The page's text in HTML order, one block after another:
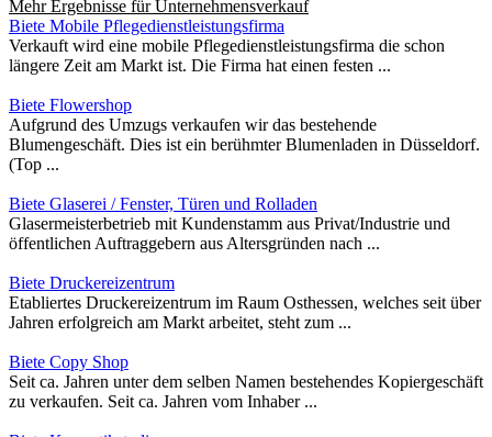
Mehr Ergebnisse fürUnternehmensverkauf
Biete Mobile Pflegedienstleistungsfirma
Verkauft wird eine mobile Pflegedienstleistungsfirma die schon
längere Zeit am Markt ist. Die Firma hat einen festen ...
Biete Flowershop
Aufgrund des Umzugs verkaufen wir das bestehende
Blumengeschäft. Dies ist ein berühmter Blumenladen in Düsseldorf.
(Top ...
Biete Glaserei / Fenster, Türen und Rolladen
Glasermeisterbetrieb mit Kundenstamm aus Privat/Industrie und
öffentlichen Auftraggebern aus Altersgründen nach ...
Biete Druckereizentrum
Etabliertes Druckereizentrum im Raum Osthessen, welches seit über
Jahren erfolgreich am Markt arbeitet, steht zum ...
Biete Copy Shop
Seit ca. Jahren unter dem selben Namen bestehendes Kopiergeschäft
zu verkaufen. Seit ca. Jahren vom Inhaber ...